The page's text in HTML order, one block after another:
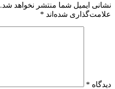
نشانی ایمیل شما منتشر نخواهد شد.
علامت‌گذاری شده‌اند *
دیدگاه *